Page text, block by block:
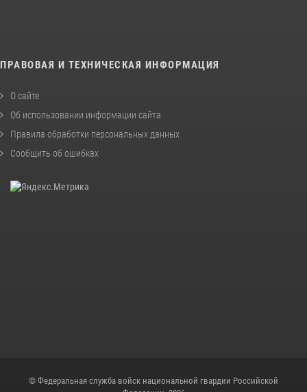
ПРАВОВАЯ И ТЕХНИЧЕСКАЯ ИНФОРМАЦИЯ
О сайте
Об использовании информации сайта
Правила обработки персональных данных
Сообщить об ошибках
© Федеральная служба войск национальной гвардии Российской